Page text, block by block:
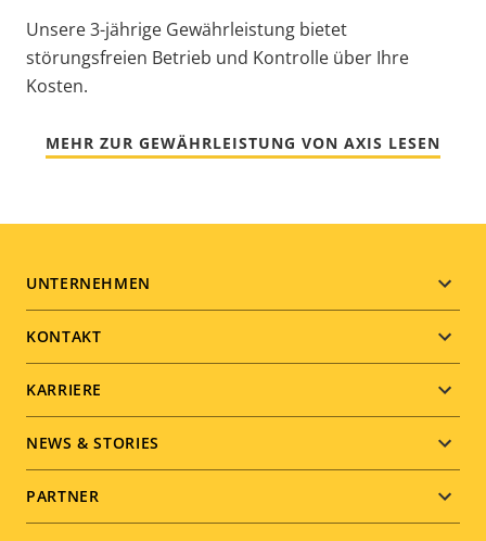
Unsere 3-jährige Gewährleistung bietet
störungsfreien Betrieb und Kontrolle über Ihre
Kosten.
MEHR ZUR GEWÄHRLEISTUNG VON AXIS LESEN
Footer
menu
UNTERNEHMEN
KONTAKT
KARRIERE
NEWS & STORIES
PARTNER